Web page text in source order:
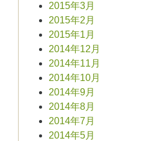
2015年3月
2015年2月
2015年1月
2014年12月
2014年11月
2014年10月
2014年9月
2014年8月
2014年7月
2014年5月